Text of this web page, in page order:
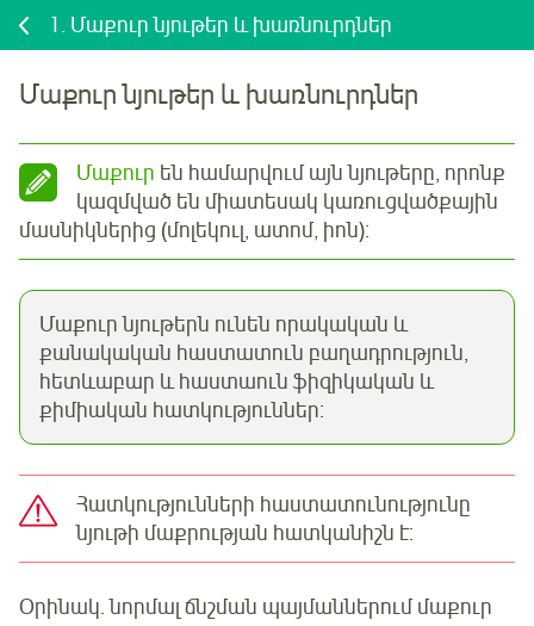
1. Մաքուր նյութեր և խառնուրդներ
Մաքուր նյութեր և խառնուրդներ
Մաքուր են համարվում այն նյութերը, որոնք
կազմված են միատեսակ կառուցվածքային
մասնիկներից (մոլեկուլ, ատոմ, իոն):
Մաքուր նյութերն ունեն որակական և
քանակական հաստատուն բաղադրություն,
հետևաբար և հաստաուն ֆիզիկական և
քիմիական հատկություններ:
Հատկությունների հաստատունությունը
նյութի մաքրության հատկանիշն է:
Օրինակ. նորմալ ճնշման պայմաններում մաքուր